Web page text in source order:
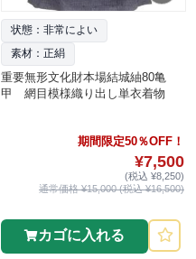
状態：非常によい
素材：正絹
重要無形文化財本場結城紬80亀
甲 網目模様織り出し単衣着物
期間限定50％OFF！
¥7,500
(税込 ¥8,250)
通常価格 ¥15,000 (税込 ¥16,500)
カゴに入れる